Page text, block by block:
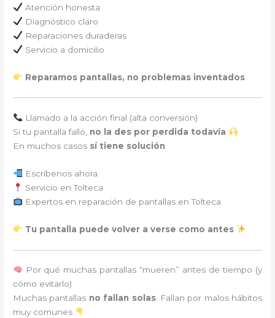
Atención honesta
Diagnóstico claro
Reparaciones duraderas
Servicio a domicilio
Reparamos pantallas, no problemas inventados.
Llamado a la acción final (alta conversión)
Si tu pantalla falló, no la des por perdida todavía
En muchos casos sí tiene solución
Escríbenos ahora
Servicio en Tolteca
Expertos en reparación de pantallas en Tolteca
Tu pantalla puede volver a verse como antes
Por qué muchas pantallas “mueren” antes de tiempo (y
cómo evitarlo)
Muchas pantallas no fallan solas. Fallan por malos hábitos
muy comunes